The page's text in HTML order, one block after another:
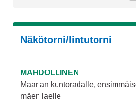
Näkötorni/lintutorni
MAHDOLLINEN
Maarian kuntoradalle,
mäen laelle